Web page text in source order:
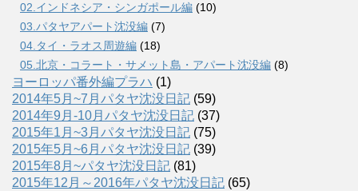
02.インドネシア・シンガポール編 (10)
03.パタヤアパート沈没編 (7)
04.タイ・ラオス周遊編 (18)
05.北京・コラート・サメット島・アパート沈没編 (8)
ヨーロッパ番外編プラハ (1)
2014年5月~7月パタヤ沈没日記 (59)
2014年9月-10月パタヤ沈没日記 (37)
2015年1月~3月パタヤ沈没日記 (75)
2015年5月~6月パタヤ沈没日記 (39)
2015年8月~パタヤ沈没日記 (81)
2015年12月～2016年パタヤ沈没日記 (65)